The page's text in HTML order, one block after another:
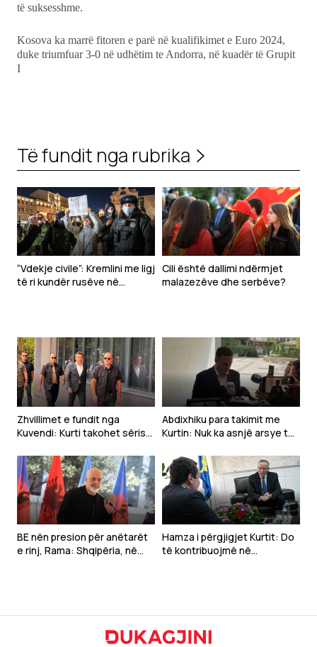
të suksesshme.
Kosova ka marrë fitoren e parë në kualifikimet e Euro 2024,
duke triumfuar 3-0 në udhëtim te Andorra, në kuadër të Grupit
I
Të fundit nga rubrika
“Vdekje civile”: Kremlini me ligj
të ri kundër rusëve në
Cili është dallimi ndërmjet
malazezëve dhe serbëve?
Zhvillimet e fundit nga
Kuvendi: Kurti takohet sërish
Abdixhiku para takimit me
Kurtin: Nuk ka asnjë arsye të
Kuvendit
BE nën presion për anëtarët
e rinj, Rama: Shqipëria, në
Hamza i përgjigjet Kurtit: Do
të kontribuojmë në